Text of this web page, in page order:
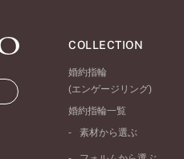
COLLECTION
婚約指輪
(エンゲージリング)
婚約指輪一覧
素材から選ぶ
プラチナ